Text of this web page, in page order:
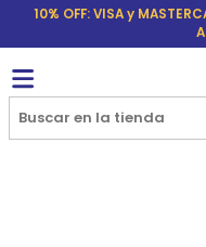
10% OFF: VISA y